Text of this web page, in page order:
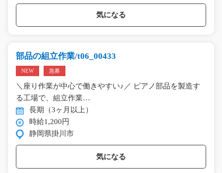
気になる
部品の組立作業/t06_00433
NEW 急募
＼座り作業が中心で働きやすい♪／ ピアノ部品を製造す
る工場で、組立作業…
長期（3ヶ月以上）
時給1,200円
静岡県掛川市
気になる